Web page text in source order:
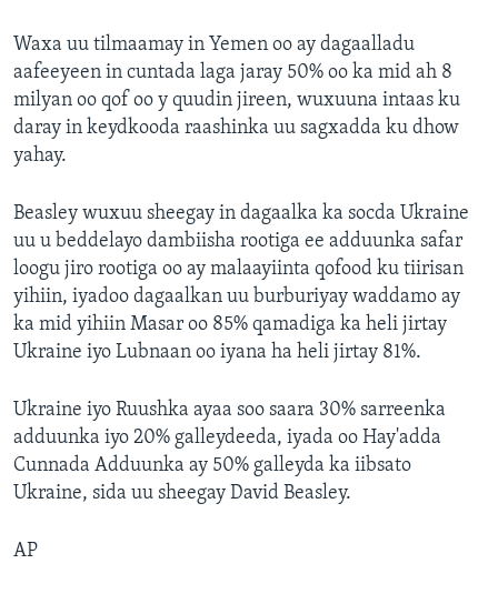
Waxa uu tilmaamay in Yemen oo ay dagaalladu
aafeeyeen in cuntada laga jaray 50% oo ka mid ah 8
milyan oo qof oo y quudin jireen, wuxuuna intaas ku
daray in keydkooda raashinka uu sagxadda ku dhow
yahay.
Beasley wuxuu sheegay in dagaalka ka socda Ukraine
uu u beddelayo dambiisha rootiga ee adduunka safar
loogu jiro rootiga oo ay malaayiinta qofood ku tiirisan
yihiin, iyadoo dagaalkan uu burburiyay waddamo ay
ka mid yihiin Masar oo 85% qamadiga ka heli jirtay
Ukraine iyo Lubnaan oo iyana ha heli jirtay 81%.
Ukraine iyo Ruushka ayaa soo saara 30% sarreenka
adduunka iyo 20% galleydeeda, iyada oo Hay'adda
Cunnada Adduunka ay 50% galleyda ka iibsato
Ukraine, sida uu sheegay David Beasley.
AP